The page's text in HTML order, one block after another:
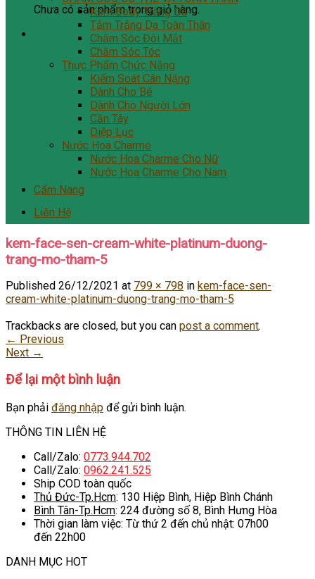
Chưa có sản phẩm trong giỏ hàng.
Kem Body Trắng Da
Tắm Trắng Da Toàn Thân
Chăm Sóc Đôi Mắt
Chăm Sóc Tóc
Thực Phẩm Chức Năng
Kiểm Soát Cân Nặng
Dành Cho Bé
Dành Cho Người Lớn
Cần Tây
Diệp Lục
Nước Hoa Charme
Nước Hoa Charme Cho Nữ
Nước Hoa Charme Cho Nam
Cẩm Nang
Liên Hệ
kem-face-sen-cream-white-platinum-duong-
trang-mo-tham-5
Published 26/12/2021 at 799 × 798 in kem-face-sen-
cream-white-platinum-duong-trang-mo-tham-5
Trackbacks are closed, but you can post a comment.
← Previous
Next →
Để lại một bình luận
Bạn phải đăng nhập để gửi bình luận.
THÔNG TIN LIÊN HỆ
Call/Zalo: 0773.944.702
Call/Zalo: 0962.241.525
Ship COD toàn quốc
Thủ Đức-Tp.Hcm: 130 Hiệp Bình, Hiệp Bình Chánh
Bình Tân-Tp.Hcm: 224 đường số 8, Bình Hưng Hòa
Thời gian làm việc: Từ thứ 2 đến chủ nhật: 07h00
đến 22h00
DANH MỤC HOT